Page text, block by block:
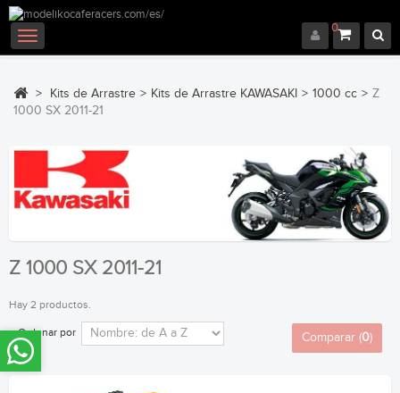
0
Navegación
Toggle
> Kits de Arrastre > Kits de Arrastre KAWASAKI > 1000 cc > Z
1000 SX 2011-21
Z 1000 SX 2011-21
Hay 2 productos.
Ordenar por Comparar (0)